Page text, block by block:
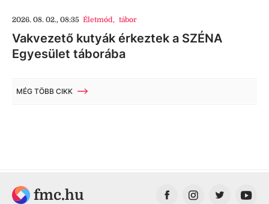
2026. 08. 02., 08:35 Életmód, tábor
Vakvezető kutyák érkeztek a SZÉNA
Egyesület táborába
MÉG TÖBB CIKK
fmc.hu